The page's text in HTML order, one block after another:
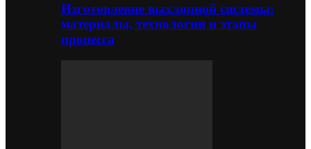
Изготовление выхлопной системы:
материалы, технологии и этапы
процесса